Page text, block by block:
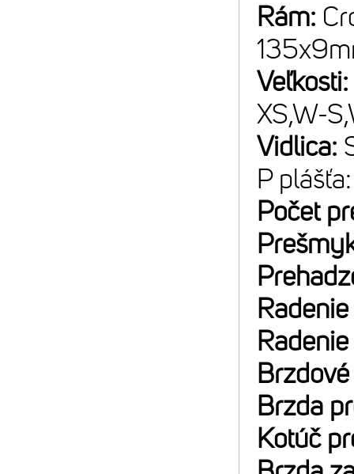
Rám:
Veľkosti:
XS,W-
Vidlica:
P
Počet
Brzda
Kotúč